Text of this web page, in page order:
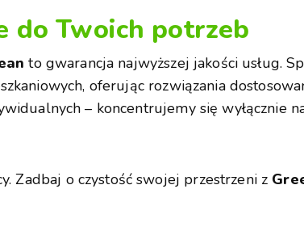
do Twoich potrzeb
to gwarancja najwyższej jakości usług.
oferując rozwiązania
– koncentrujemy się wyłącznie
Zadbaj o czystość swojej przestrzeni z